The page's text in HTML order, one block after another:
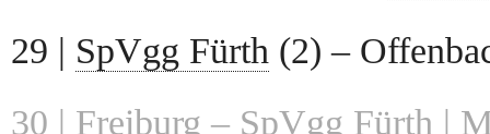
29 | SpVgg Fürth (2) –
30 | Freiburg – SpVgg Fürth |